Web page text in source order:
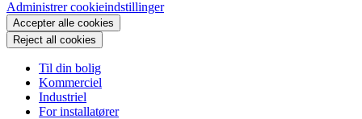
Administrer cookieindstillinger
Accepter alle cookies
Reject all cookies
Til din bolig
Kommerciel
Industriel
For installatører